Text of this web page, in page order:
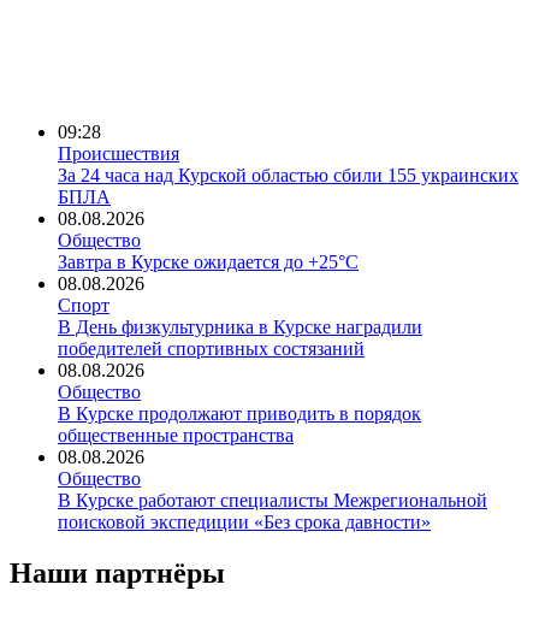
09:28
Происшествия
За 24 часа над Курской областью сбили 155 украинских
БПЛА
08.08.2026
Общество
Завтра в Курске ожидается до +25°C
08.08.2026
Спорт
В День физкультурника в Курске наградили
победителей спортивных состязаний
08.08.2026
Общество
В Курске продолжают приводить в порядок
общественные пространства
08.08.2026
Общество
В Курске работают специалисты Межрегиональной
поисковой экспедиции «Без срока давности»
Наши партнёры